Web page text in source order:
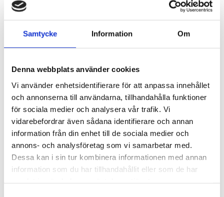
Samtycke Information Om
Denna webbplats använder cookies
Vi använder enhetsidentifierare för att anpassa innehållet
och annonserna till användarna, tillhandahålla funktioner
för sociala medier och analysera vår trafik. Vi
vidarebefordrar även sådana identifierare och annan
information från din enhet till de sociala medier och
annons- och analysföretag som vi samarbetar med.
Dessa kan i sin tur kombinera informationen med annan
information som du har tillhandahållit eller som de har
Gammaringar
VK-lock
Rullningslager
Spårkullager
Vinkelkontaktkullager
Tvåradiga vinkelkontaktkullager
Sfäriska rullager
Cylindriska rullager
Koniska rullager
Lagerenheter och tillbehör
Ledlager
Axiallager
Nållager och tillbehör
Klämhyslor, KM-mutter och MB-brickor
Glidlager
MU P - PTFE, självsmörjande, rak
MU F - PTFE, självsmörjande, fläns
MU W - PTFE, självsmörjande, tryckbricka